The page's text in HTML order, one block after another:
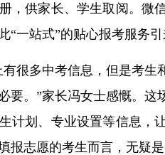
，供家长、学生取阅。微
一站式”的贴心报考服务引
多中考信息，但是考生
要。”家长冯女士感慨。
计划、专业设置等信息，
报志愿的考生而言，无疑是